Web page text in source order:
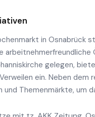
in Osnabrück
gelegen,
ein. Neben
und Themenmärkte, um